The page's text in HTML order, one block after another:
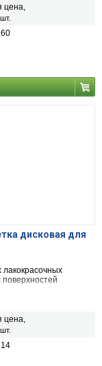
цена,
дисковая для
цена,